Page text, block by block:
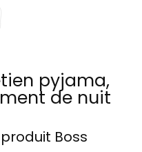
pyjama,
de nuit
Boss